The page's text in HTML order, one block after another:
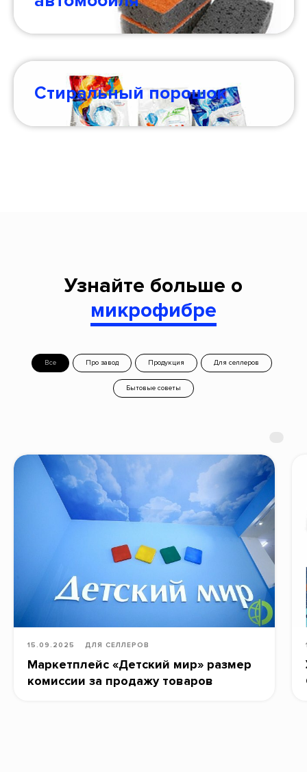
Стиральный порошок
Узнайте больше о
микрофибре
Все Про завод Продукция Для селлеров
Бытовые советы
15.09.2025 ДЛЯ СЕЛЛЕРОВ
Маркетплейс «Детский мир» размер
комиссии за продажу товаров